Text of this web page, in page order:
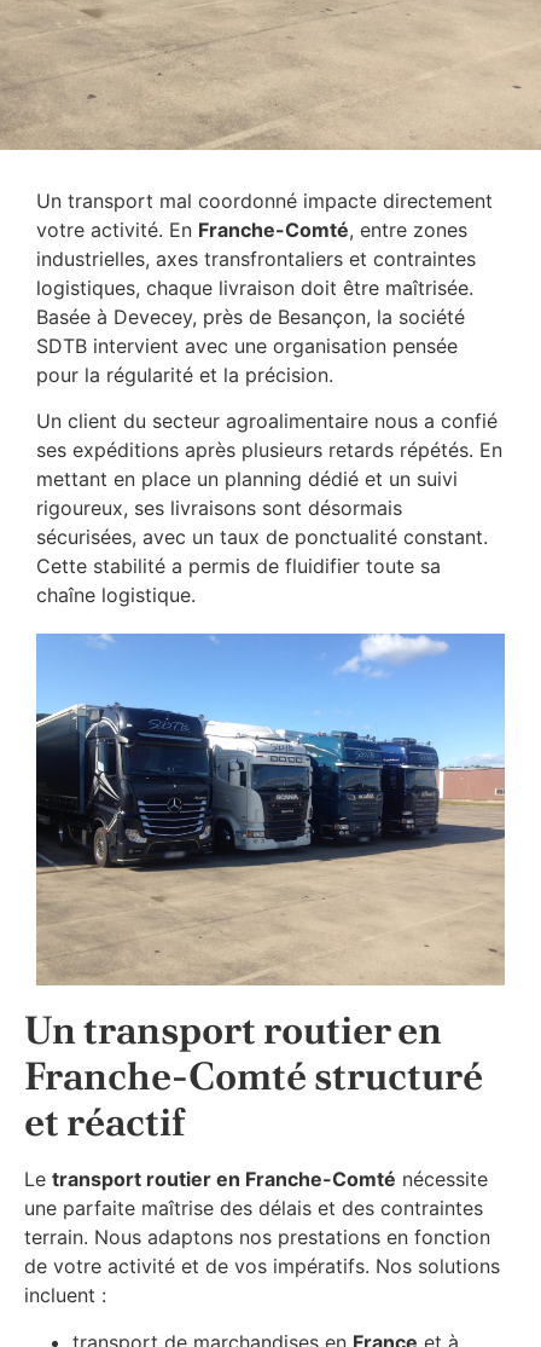
Un transport mal coordonné impacte directement
votre activité. En Franche-Comté, entre zones
industrielles, axes transfrontaliers et contraintes
logistiques, chaque livraison doit être maîtrisée.
Basée à Devecey, près de Besançon, la société
SDTB intervient avec une organisation pensée
pour la régularité et la précision.
Un client du secteur agroalimentaire nous a confié
ses expéditions après plusieurs retards répétés. En
mettant en place un planning dédié et un suivi
rigoureux, ses livraisons sont désormais
sécurisées, avec un taux de ponctualité constant.
Cette stabilité a permis de fluidifier toute sa
chaîne logistique.
Un transport routier en
Franche-Comté structuré
et réactif
Le transport routier en Franche-Comté nécessite
une parfaite maîtrise des délais et des contraintes
terrain. Nous adaptons nos prestations en fonction
de votre activité et de vos impératifs. Nos solutions
incluent :
transport de marchandises en France et à